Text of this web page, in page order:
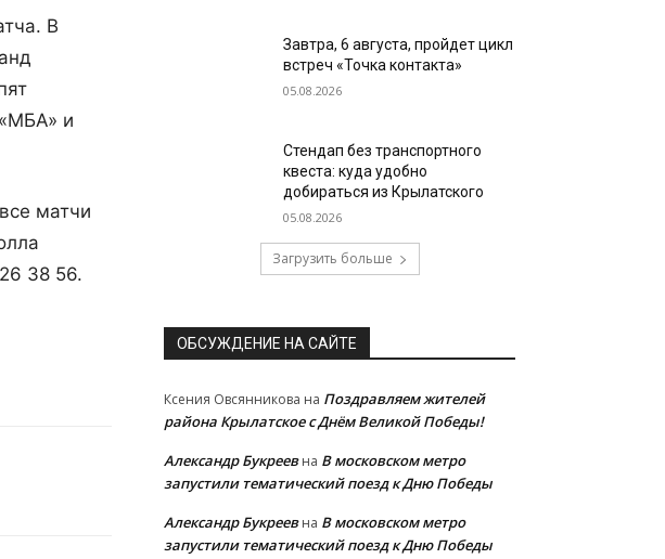
В
и
матчи
38 56.
Завтра, 6 августа, пройдет цикл
встреч «Точка контакта»
05.08.2026
Стендап без транспортного
квеста: куда удобно
добираться из Крылатского
05.08.2026
Загрузить больше
ОБСУЖДЕНИЕ НА САЙТЕ
Ксения Овсянникова на Поздравляем жителей
района Крылатское с Днём Великой Победы!
Александр Букреевна В московском метро
запустили тематический поезд к Дню Победы
Александр Букреевна В московском метро
запустили тематический поезд к Дню Победы